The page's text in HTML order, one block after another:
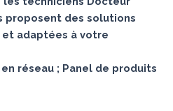
proposent des solutions
et adaptées à votre
réseau ; Panel de produits